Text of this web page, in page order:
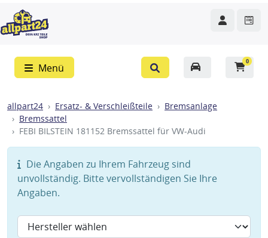
Menü
0
allpart24 Ersatz- & Verschleißteile
Bremsanlage
Bremssattel
FEBI BILSTEIN 181152 Bremssattel für VW-Audi
Die Angaben zu Ihrem Fahrzeug sind
unvollständig. Bitte vervollständigen Sie Ihre
Angaben.